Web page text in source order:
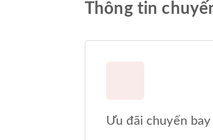
Thông tin
Ưu đãi chuyến